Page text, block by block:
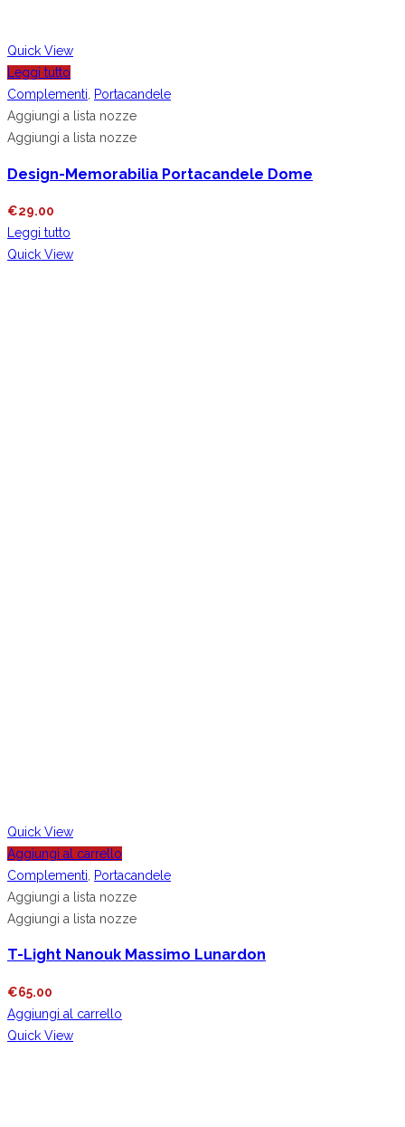
Quick View
Leggi tutto
Complementi
Portacandele
Aggiungi a lista nozze
Aggiungi a lista nozze
Design-Memorabilia Portacandele Dome
€29.00
Leggi tutto
Quick View
Quick View
Aggiungi al carrello
Complementi
Portacandele
Aggiungi a lista nozze
Aggiungi a lista nozze
T-Light Nanouk Massimo Lunardon
€65.00
Aggiungi al carrello
Quick View